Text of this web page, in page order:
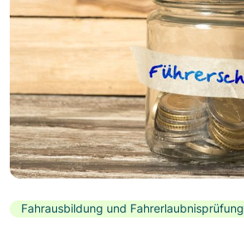
Fahrausbildung und Fahrerlaubnisprüfung